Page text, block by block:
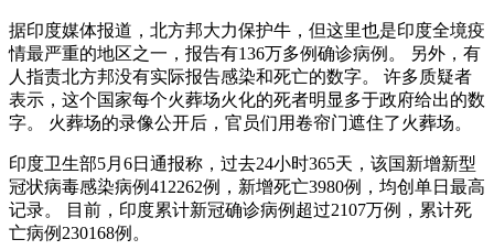
据印度媒体报道，北方邦大力保护牛，但这里也是印度全境疫
情最严重的地区之一，报告有136万多例确诊病例。 另外，有
人指责北方邦没有实际报告感染和死亡的数字。 许多质疑者
表示，这个国家每个火葬场火化的死者明显多于政府给出的数
字。 火葬场的录像公开后，官员们用卷帘门遮住了火葬场。
印度卫生部5月6日通报称，过去24小时365天，该国新增新型
冠状病毒感染病例412262例，新增死亡3980例，均创单日最高
记录。 目前，印度累计新冠确诊病例超过2107万例，累计死
亡病例230168例。